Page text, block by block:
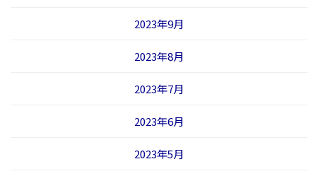
2023年9月
2023年8月
2023年7月
2023年6月
2023年5月